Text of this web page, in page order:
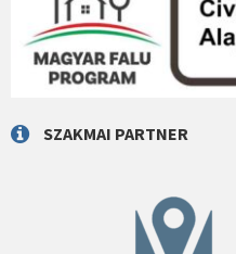
SZAKMAI PARTNER